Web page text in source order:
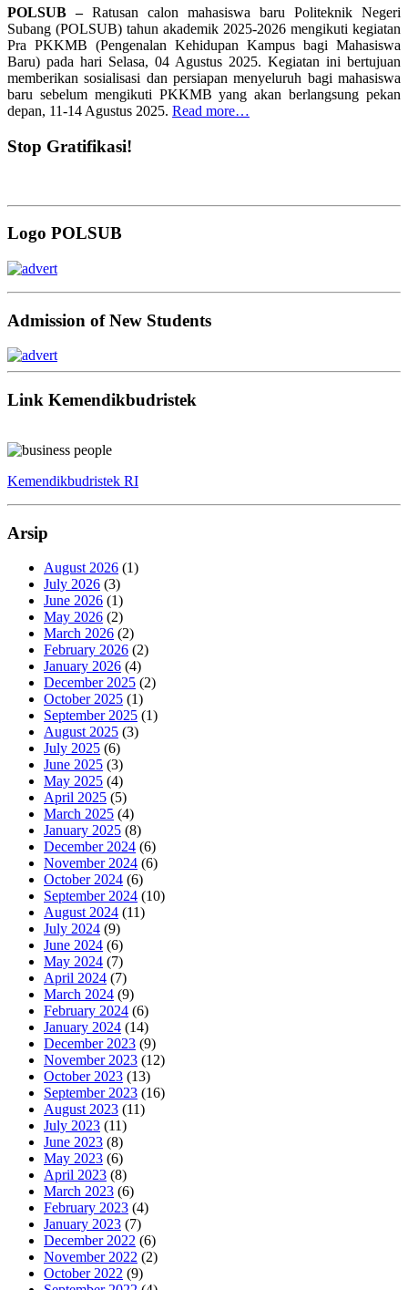
POLSUB –Ratusan calon mahasiswa baru Politeknik Negeri
Subang (POLSUB) tahun akademik 2025-2026 mengikuti kegiatan
Pra PKKMB (Pengenalan Kehidupan Kampus bagi Mahasiswa
Baru) pada hari Selasa, 04 Agustus 2025. Kegiatan ini bertujuan
memberikan sosialisasi dan persiapan menyeluruh bagi mahasiswa
baru sebelum mengikuti PKKMB yang akan berlangsung pekan
depan, 11-14 Agustus 2025. Read more…
Stop Gratifikasi!
Logo POLSUB
Admission of New Students
Link Kemendikbudristek
Kemendikbudristek RI
Arsip
August 2026 (1)
July 2026 (3)
June 2026 (1)
May 2026 (2)
March 2026 (2)
February 2026 (2)
January 2026 (4)
December 2025 (2)
October 2025 (1)
September 2025 (1)
August 2025 (3)
July 2025 (6)
June 2025 (3)
May 2025 (4)
April 2025 (5)
March 2025 (4)
January 2025 (8)
December 2024 (6)
November 2024 (6)
October 2024 (6)
September 2024 (10)
August 2024 (11)
July 2024 (9)
June 2024 (6)
May 2024 (7)
April 2024 (7)
March 2024 (9)
February 2024 (6)
January 2024 (14)
December 2023 (9)
November 2023 (12)
October 2023 (13)
September 2023 (16)
August 2023 (11)
July 2023 (11)
June 2023 (8)
May 2023 (6)
April 2023 (8)
March 2023 (6)
February 2023 (4)
January 2023 (7)
December 2022 (6)
November 2022 (2)
October 2022 (9)